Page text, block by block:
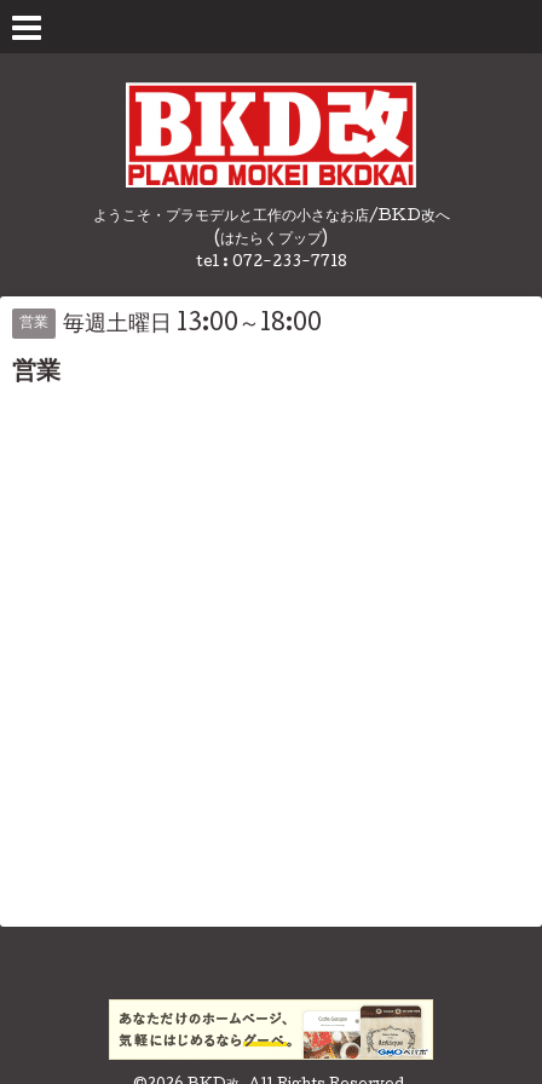
ようこそ・プラモデルと工作の小さなお店/BKD改へ
(はたらくプップ)
tel : 072-233-7718
営業 毎週土曜日 13:00～18:00
営業